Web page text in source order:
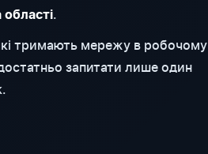
.
тримають мережу в робочому
запитати лише один